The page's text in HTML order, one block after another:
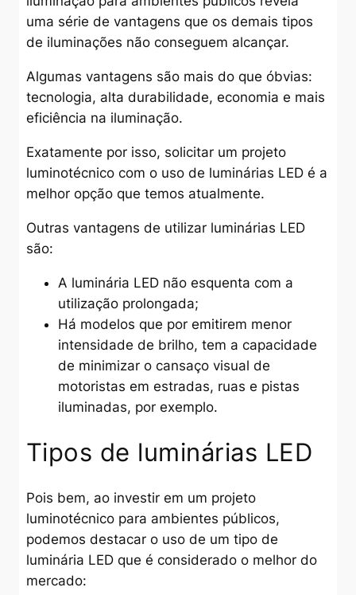
uma série de vantagens que os demais tipos
de iluminações não conseguem alcançar.
Algumas vantagens são mais do que óbvias:
tecnologia, alta durabilidade, economia e mais
eficiência na iluminação.
Exatamente por isso, solicitar um projeto
luminotécnico com o uso de luminárias LED é a
melhor opção que temos atualmente.
Outras vantagens de utilizar luminárias LED
são:
A luminária LED não esquenta com a
utilização prolongada;
Há modelos que por emitirem menor
intensidade de brilho, tem a capacidade
de minimizar o cansaço visual de
motoristas em estradas, ruas e pistas
iluminadas, por exemplo.
Tipos de luminárias LED
Pois bem, ao investir em um projeto
luminotécnico para ambientes públicos,
podemos destacar o uso de um tipo de
luminária LED que é considerado o melhor do
mercado: